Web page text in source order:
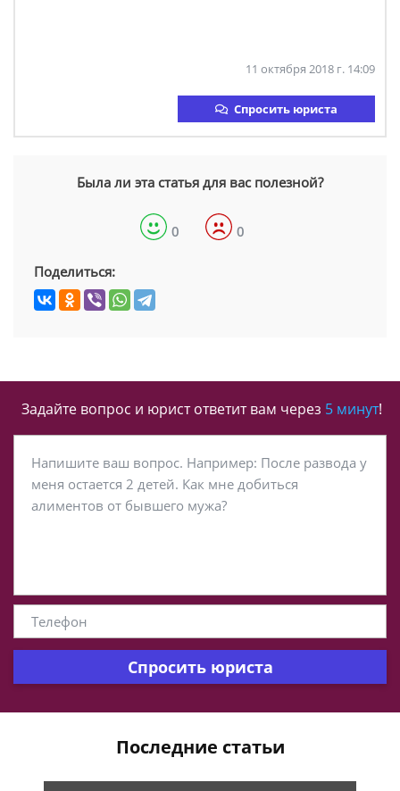
11 октября 2018 г. 14:09
Спросить юриста
Была ли эта статья для вас полезной?
0 0
Поделиться:
Задайте вопрос и юрист ответит вам через 5 минут!
Спросить юриста
Последние статьи